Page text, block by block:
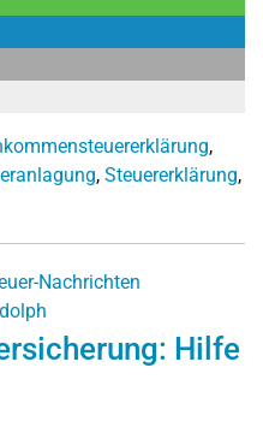
,
, Steuererklärung,
Nachrichten
Hilfe